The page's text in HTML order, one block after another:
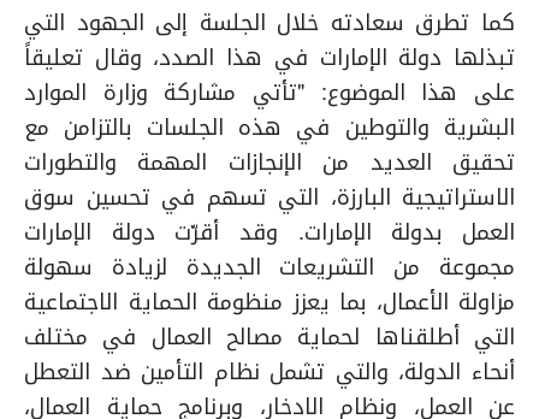
كما تطرق سعادته خلال الجلسة إلى الجهود التي
تبذلها دولة الإمارات في هذا الصدد، وقال تعليقاً
على هذا الموضوع: "تأتي مشاركة وزارة الموارد
البشرية والتوطين في هذه الجلسات بالتزامن مع
تحقيق العديد من الإنجازات المهمة والتطورات
الاستراتيجية البارزة، التي تسهم في تحسين سوق
العمل بدولة الإمارات. وقد أقرّت دولة الإمارات
مجموعة من التشريعات الجديدة لزيادة سهولة
مزاولة الأعمال، بما يعزز منظومة الحماية الاجتماعية
التي أطلقناها لحماية مصالح العمال في مختلف
أنحاء الدولة، والتي تشمل نظام التأمين ضد التعطل
عن العمل، ونظام الادخار، وبرنامج حماية العمال،